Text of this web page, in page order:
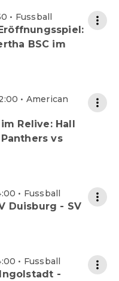
• Fussball
BSC im
• American
Relive: Hall
vs
• Fussball
Duisburg - SV
• Fussball
-